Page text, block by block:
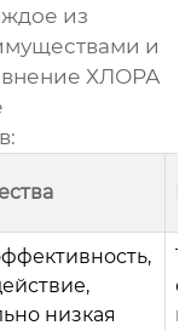
из
и
ХЛОРА
низкая